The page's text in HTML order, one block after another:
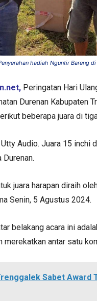
hadiah Nguntir Bareng
Peringatan Hari
Durenan Kabupaten
beberapa juara di
Audio. Juara 15 inchi
juara harapan diraih
Senin, 5 Agustus 2024.
belakang acara ini
merekatkan antar satu
Sabet